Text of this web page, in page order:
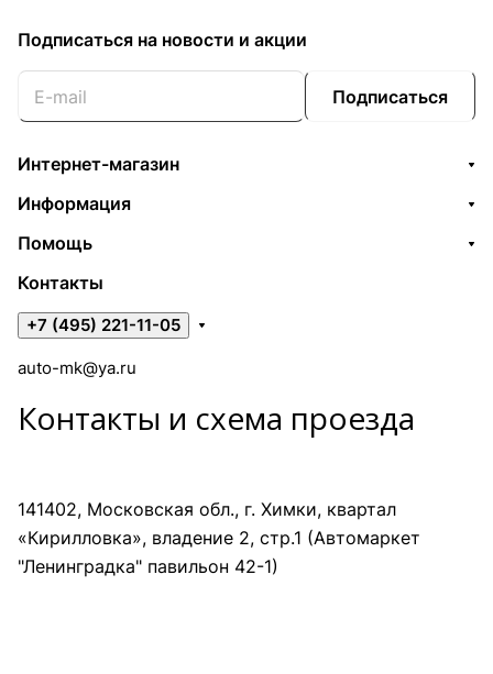
Подписаться на новости и акции
Подписаться
Интернет-магазин
Информация
Помощь
Контакты
+7 (495) 221-11-05
auto-mk@ya.ru
Контакты и схема проезда
141402, Московская обл., г. Химки, квартал
«Кирилловка», владение 2, стр.1 (Автомаркет
"Ленинградка" павильон 42-1)